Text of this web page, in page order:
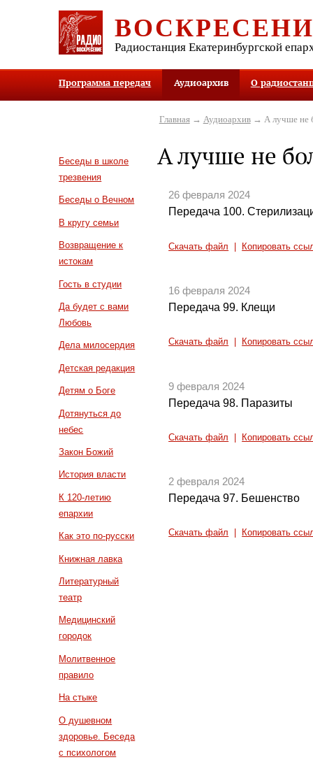
Радиостанция Екатеринбургской
Программа передач Аудиоархив О
Беседы в школе
трезвения
Беседы о Вечном
В кругу семьи
Возвращение к
истокам
Гость в студии
Да будет с вами
Любовь
Дела милосердия
Детская редакция
Детям о Боге
Дотянуться до
небес
Закон Божий
История власти
К 120-летию
епархии
Как это по-русски
Книжная лавка
Литературный
театр
Медицинский
городок
Молитвенное
правило
На стыке
О душевном
здоровье. Беседа
с психологом
Главная→ Аудиоархив→ А лучше не
А лучше не
26 февраля 2024
Передача 100.
Скачать файл Копировать
16 февраля 2024
Передача 99. Клещи
Скачать файл Копировать
9 февраля 2024
Передача 98. Паразиты
Скачать файл Копировать
2 февраля 2024
Передача 97. Бешенство
Скачать файл Копировать